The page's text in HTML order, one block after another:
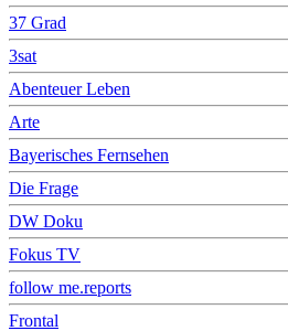
37 Grad
3sat
Abenteuer Leben
Arte
Bayerisches Fernsehen
Die Frage
DW Doku
Fokus TV
follow me.reports
Frontal